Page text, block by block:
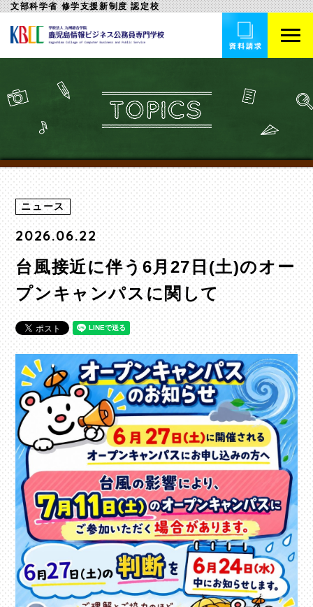
文部科学省 修学支援新制度 認定校
ニュース
2026.06.22
台風接近に伴う6月27日(土)のオー
プンキャンパスに関して